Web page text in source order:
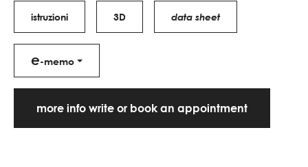
istruzioni 3D data sheet
e-memo
more info write or book an appointment